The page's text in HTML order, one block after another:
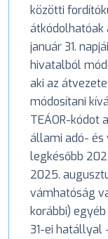
közötti
átkódolhatóak
január 31.
hivatalból
aki az
módosítani
TEÁOR-kódot
állami adó- és
legkésőbb
2025.
vámhatóság
korábbi)
31-ei hatállyal